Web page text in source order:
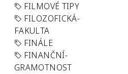
FILMOVÉ TIPY
FILOZOFICKÁ-
FAKULTA
FINÁLE
FINANČNÍ-
GRAMOTNOST